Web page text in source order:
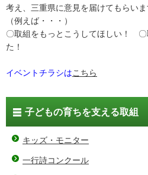
考え、三重県に意見を届けてもらいま
（例えば・・・）
〇取組をもっとこうしてほしい！ 〇
た！
イベントチラシはこちら
子どもの育ちを支える取組
キッズ・モニター
一行詩コンクール